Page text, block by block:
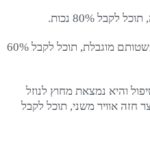
ii. אתה סובל משינויים בריאה שהתפשטותם מוגבלת, תוכל לקבל 60%
והיא נמצאת מחוץ לנוזל
חזה אוויר משני, תוכל לקבל